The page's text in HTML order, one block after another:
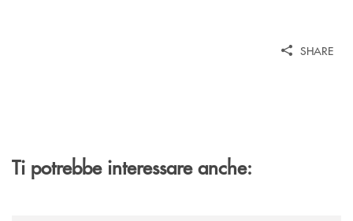
SHARE
Ti potrebbe interessare anche: